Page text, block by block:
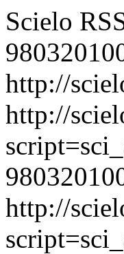
Scielo
http://
http://
http://